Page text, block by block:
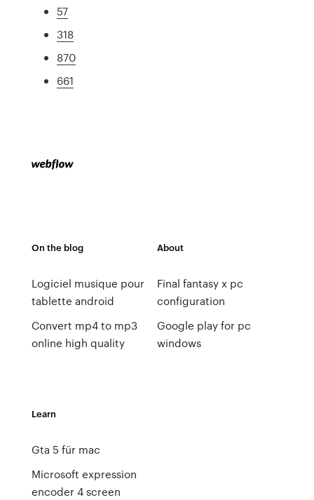
57
318
870
661
On the blog
Logiciel musique pour
tablette android
Convert mp4 to mp3
online high quality
About
Final fantasy x pc
configuration
Google play for pc
windows
Learn
Gta 5 für mac
Microsoft expression
encoder 4 screen